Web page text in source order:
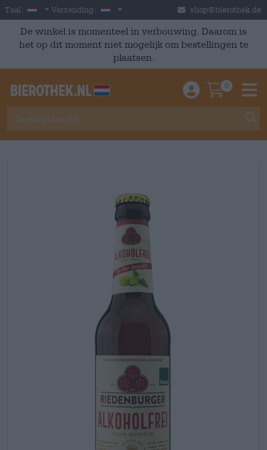
Skip to main content
Taal: Dutch
Verzending: Nederland shop@bierothek.de
De winkel is momenteel in verbouwing. Daarom is
het op dit moment niet mogelijk om bestellingen te
plaatsen.
Einloggen /
0